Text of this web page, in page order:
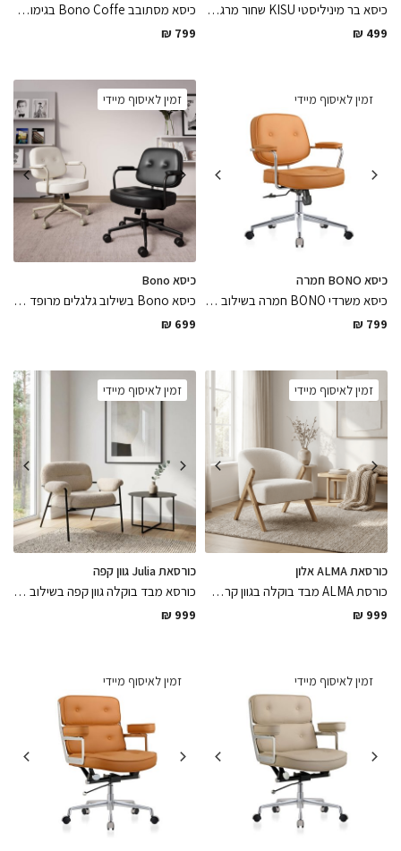
כיסא בר מיניליסטי KISU שחור מרגלי עץ אלון מלא בגימור לכה מט בשילוב מושב פולימר שחור מט עמיד לתנאי חוץ ופנים קל ופרקטי לניקיון
₪ 499
כיסא מסתובב Bono Coffe בגימור דמוי עור בצבע קפה בשילוב רגלי מתכת צבועות בתנור בגוון חאקי וגלגלים נח לעמיד לישיבה ממושכת בגימור מושלם
₪ 799
זמין לאיסוף מיידי
כיסא BONO חמרה
כיסא משרדי BONO חמרה בשילוב רגלי נירוסטה מלוטש מבריק עם גלגלים ומושב דמוי עור בגוון חמרה בגימור מושלם, כיסא שיהיה השואו של חלל העבודה
₪ 799
זמין לאיסוף מיידי
כיסא Bono
כיסא Bono בשילוב גלגלים מרופד דמוי עור מסתובב נוח ונעים לישיבה ממושכת בגימור לבן מט שחור מסגרת מתכת צבועה בתנור בגוון חאקי / שחור, כיסא שישדרג את החלל באלגנטיות
₪ 699
זמין לאיסוף מיידי
כורסאת ALMA אלון
כורסת ALMA מבד בוקלה בגוון קרם בשילוב רגלי עץ מלא אלון טבעי נוחה ונעימה למגע קלה ופרקטית לניקיון בגימורים מושלמים
₪ 999
זמין לאיסוף מיידי
כורסאת Julia גוון קפה
כורסא מבד בוקלה גוון קפה בשילוב רגלי מתכת דקיקות צבועות בתנור בגוון שחור מט, מבד נעים נח למגע ופרקטי לניקיון, כורסא נוחה וקלילה לשדרוג החלל בחמימות
₪ 999
זמין לאיסוף מיידי זמין לאיסוף מיידי